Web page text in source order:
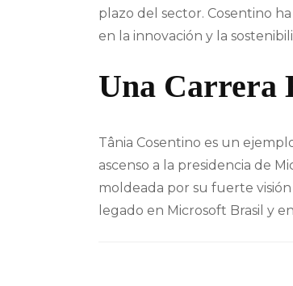
plazo del sector. Cosentino
en la innovación y la
Una Carrera
Tânia Cosentino es un
ascenso a la presidencia de
moldeada por su fuerte
legado en Microsoft Brasil y